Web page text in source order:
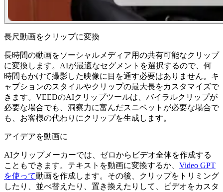
長尺動画をクリップに変換
長時間の動画をソーシャルメディア用の共有可能なクリップ
に変換します。AIが最適なセグメントを選択するので、何
時間もかけて撮影した映像に目を通す必要はありません。キ
ャプションのスタイルやクリップの最大長をカスタマイズで
きます。VEEDのAIクリップツールは、バイラルクリップが
必要な場合でも、洞察力に富んだスニペットが必要な場合で
も、お客様の代わりにクリップを生成します。
アイデアを動画に
AIクリップメーカーでは、ゼロからビデオ全体を作成する
こともできます。テキストを動画に変換するか、 Video GPT
を使って動画を作成します。その後、クリップをトリミング
したり、並べ替えたり、置き換えたりして、ビデオをカスタ